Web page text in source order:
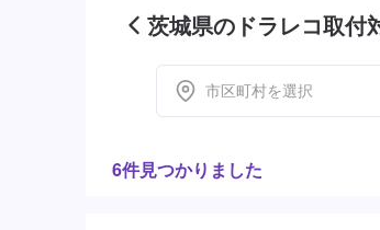
茨城県のドラレコ取付
市区町村を選択
6件見つかりました